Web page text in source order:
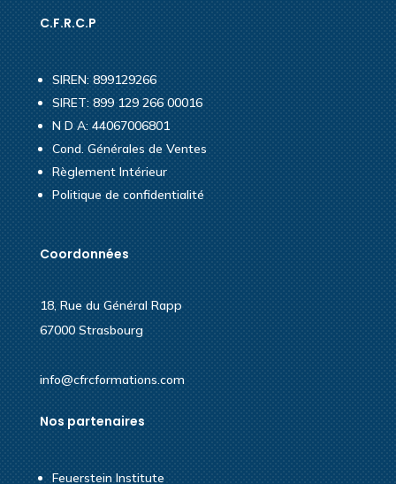
C.F.R.C.P
SIREN: 899129266
SIRET: 899 129 266 00016
N D A: 44067006801
Cond. Générales de Ventes
Règlement Intérieur
Politique de confidentialité
Coordonnées
18, Rue du Général Rapp
67000 Strasbourg
info@cfrcformations.com
Nos partenaires
Feuerstein Institute